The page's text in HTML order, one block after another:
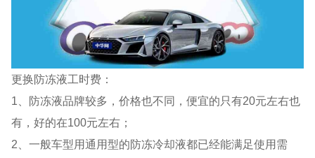
更换防冻液工时费：
1、防冻液品牌较多，价格也不同，便宜的只有20元左右也
有，好的在100元左右；
2、一般车型用通用型的防冻冷却液都已经能满足使用需